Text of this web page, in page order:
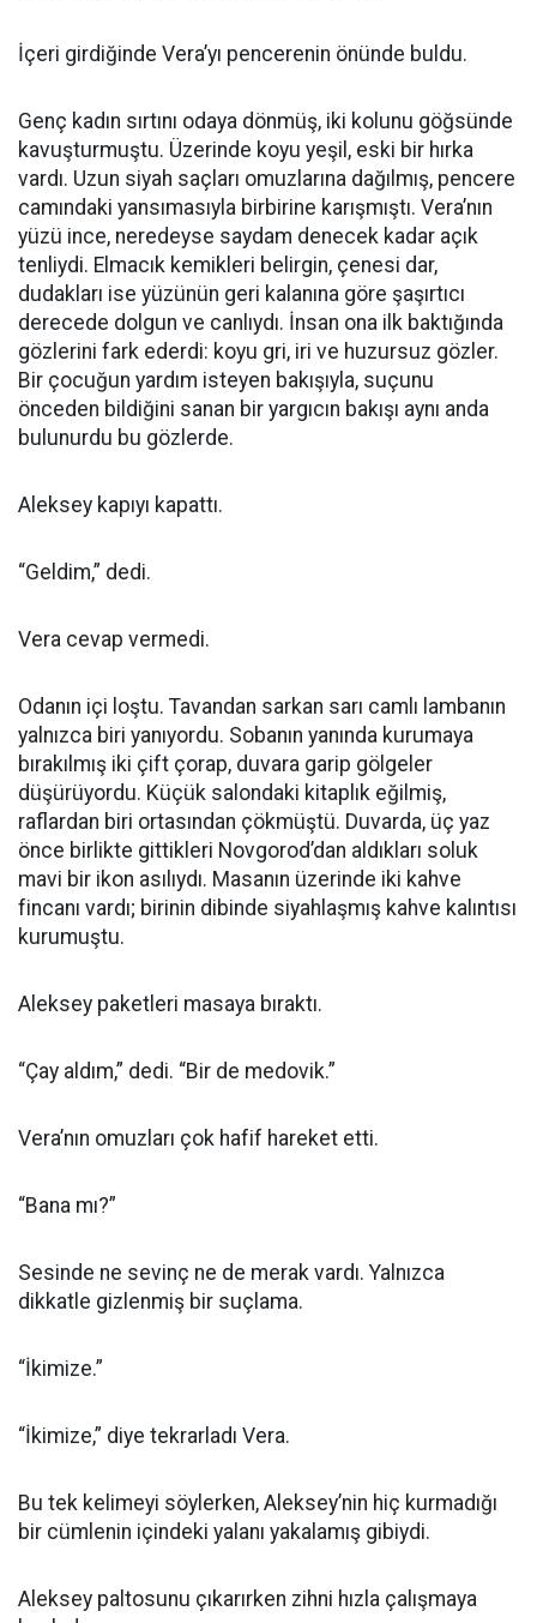
İçeri girdiğinde Vera’yı pencerenin önünde buldu.
Genç kadın sırtını odaya dönmüş, iki kolunu göğsünde
kavuşturmuştu. Üzerinde koyu yeşil, eski bir hırka
vardı. Uzun siyah saçları omuzlarına dağılmış, pencere
camındaki yansımasıyla birbirine karışmıştı. Vera’nın
yüzü ince, neredeyse saydam denecek kadar açık
tenliydi. Elmacık kemikleri belirgin, çenesi dar,
dudakları ise yüzünün geri kalanına göre şaşırtıcı
derecede dolgun ve canlıydı. İnsan ona ilk baktığında
gözlerini fark ederdi: koyu gri, iri ve huzursuz gözler.
Bir çocuğun yardım isteyen bakışıyla, suçunu
önceden bildiğini sanan bir yargıcın bakışı aynı anda
bulunurdu bu gözlerde.
Aleksey kapıyı kapattı.
“Geldim,” dedi.
Vera cevap vermedi.
Odanın içi loştu. Tavandan sarkan sarı camlı lambanın
yalnızca biri yanıyordu. Sobanın yanında kurumaya
bırakılmış iki çift çorap, duvara garip gölgeler
düşürüyordu. Küçük salondaki kitaplık eğilmiş,
raflardan biri ortasından çökmüştü. Duvarda, üç yaz
önce birlikte gittikleri Novgorod’dan aldıkları soluk
mavi bir ikon asılıydı. Masanın üzerinde iki kahve
fincanı vardı; birinin dibinde siyahlaşmış kahve kalıntısı
kurumuştu.
Aleksey paketleri masaya bıraktı.
“Çay aldım,” dedi. “Bir de medovik.”
Vera’nın omuzları çok hafif hareket etti.
“Bana mı?”
Sesinde ne sevinç ne de merak vardı. Yalnızca
dikkatle gizlenmiş bir suçlama.
“İkimize.”
“İkimize,” diye tekrarladı Vera.
Bu tek kelimeyi söylerken, Aleksey’nin hiç kurmadığı
bir cümlenin içindeki yalanı yakalamış gibiydi.
Aleksey paltosunu çıkarırken zihni hızla çalışmaya